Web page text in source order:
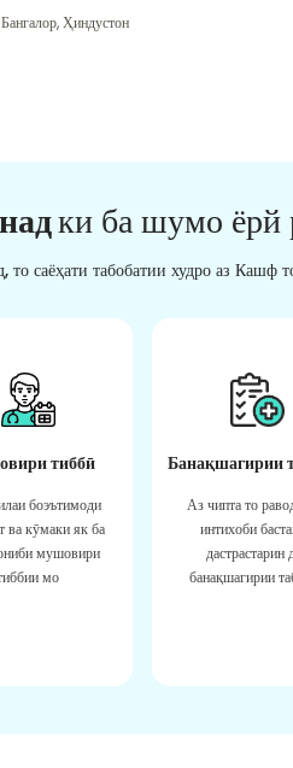
Бангалор,Ҳиндустон
ки ба шумо ёрй
саёҳати табобатии худро аз
тиббӣ
боэътимоди
ва кӯмаки як ба
мушовири
мо
Банақшагирии
Аз чипта то
интихоби
дастрастарин
банақшагирии